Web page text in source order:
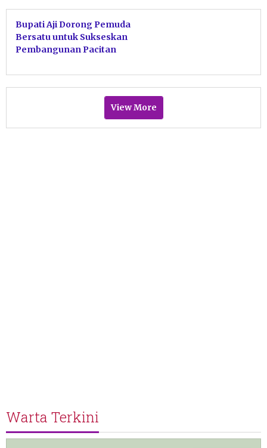
Bupati Aji Dorong Pemuda
Bersatu untuk Sukseskan
Pembangunan Pacitan
View More
Warta Terkini